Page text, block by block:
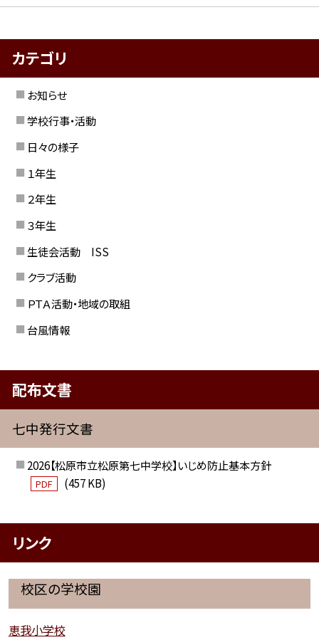
カテゴリ
お知らせ
学校行事・活動
日々の様子
１年生
２年生
３年生
生徒会活動 ISS
クラブ活動
ＰＴＡ活動・地域の取組
台風情報
配布文書
七中発行文書
2026【松原市立松原第七中学校】いじめ防止基本方針
PDF (457 KB)
リンク
校区の学校園
恵我小学校